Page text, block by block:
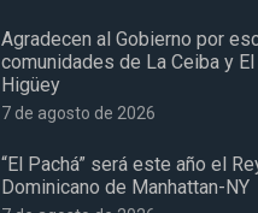
Agradecen al Gobierno por
comunidades de La Ceiba y El
Higüey
7 de agosto de 2026
“El Pachá” será este año el
Dominicano de Manhattan-NY